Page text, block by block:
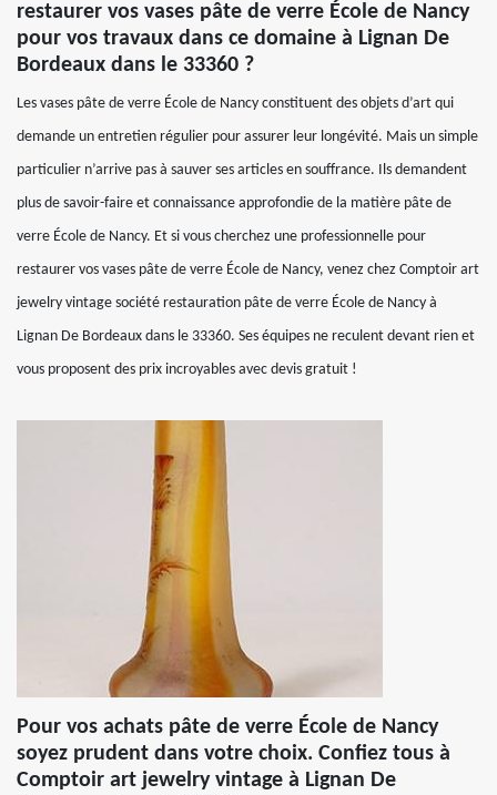
restaurer vos vases pâte de verre École de Nancy
pour vos travaux dans ce domaine à Lignan De
Bordeaux dans le 33360 ?
Les vases pâte de verre École de Nancy constituent des objets d’art qui
demande un entretien régulier pour assurer leur longévité. Mais un simple
particulier n’arrive pas à sauver ses articles en souffrance. Ils demandent
plus de savoir-faire et connaissance approfondie de la matière pâte de
verre École de Nancy. Et si vous cherchez une professionnelle pour
restaurer vos vases pâte de verre École de Nancy, venez chez Comptoir art
jewelry vintage société restauration pâte de verre École de Nancy à
Lignan De Bordeaux dans le 33360. Ses équipes ne reculent devant rien et
vous proposent des prix incroyables avec devis gratuit !
Pour vos achats pâte de verre École de Nancy
soyez prudent dans votre choix. Confiez tous à
Comptoir art jewelry vintage à Lignan De